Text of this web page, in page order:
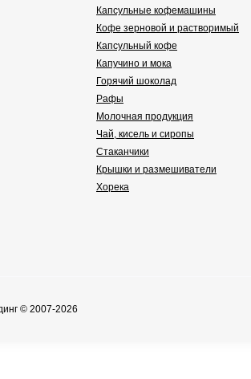
Капсульные кофемашины
Кофе зерновой и растворимый
Капсульный кофе
Капучино и мока
Горячий шоколад
Рафы
Молочная продукция
Чай, кисель и сиропы
Стаканчики
Крышки и размешиватели
Хорека
© 2007-2026